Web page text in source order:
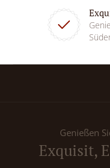
Genießen
Exquisit,